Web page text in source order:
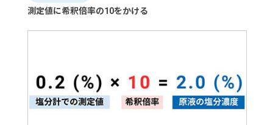
測定値に希釈倍率の10をかける